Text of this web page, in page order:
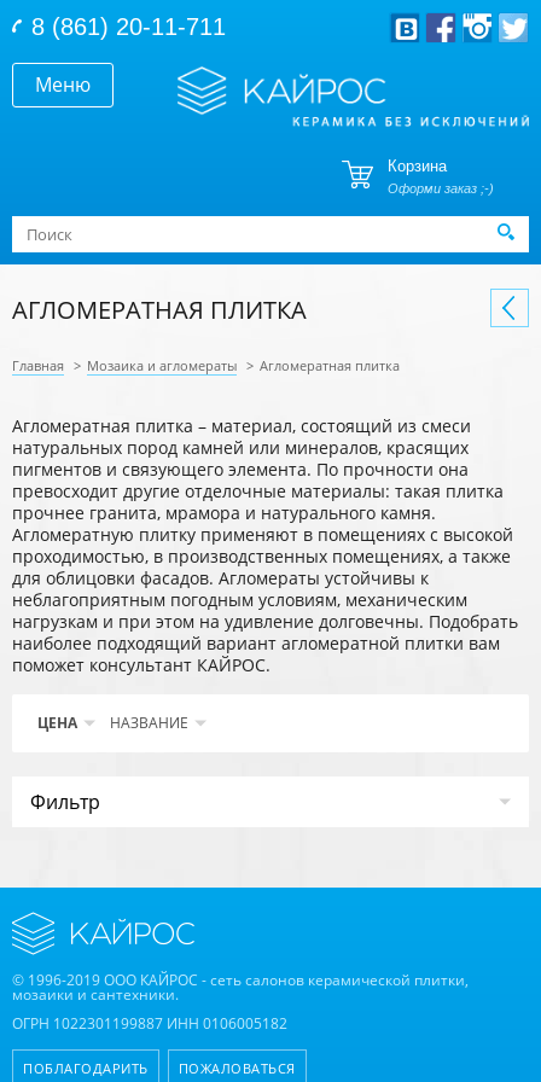
Меню
8 (861) 20-11-711
Корзина
Оформи заказ ;-)
Форма поиска
Поиск
АГЛОМЕРАТНАЯ ПЛИТКА
Главная > Мозаика и агломераты > Агломератная плитка
Агломератная плитка – материал, состоящий из смеси
натуральных пород камней или минералов, красящих
пигментов и связующего элемента. По прочности она
превосходит другие отделочные материалы: такая плитка
прочнее гранита, мрамора и натурального камня.
Агломератную плитку применяют в помещениях с высокой
проходимостью, в производственных помещениях, а также
для облицовки фасадов. Агломераты устойчивы к
неблагоприятным погодным условиям, механическим
нагрузкам и при этом на удивление долговечны. Подобрать
наиболее подходящий вариант агломератной плитки вам
поможет консультант КАЙРОС.
ЦЕНА НАЗВАНИЕ
Фильтр
© 1996-2019 ООО КАЙРОС - сеть салонов керамической плитки,
мозаики и сантехники.
ОГРН 1022301199887 ИНН 0106005182
ПОБЛАГОДАРИТЬ ПОЖАЛОВАТЬСЯ